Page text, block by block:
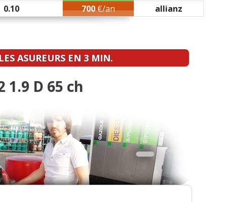
km,1999,jante t(0 )
2000(1 )
(0 )
0.10 700€/an allianz
ASUREURS EN 3 MIN.
1.9 D 65 ch